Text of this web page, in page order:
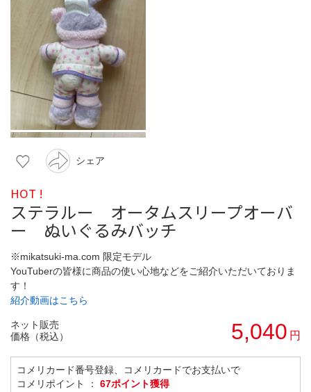
シェア
HOT !
ステラルー オータムスリープオーバ
ー ぬいぐるみバッチ
※mikatsuki-ma.com 限定モデル
YouTuberの皆様に商品の使い心地などをご紹介いただいておりま
す！
紹介動画はこちら
ネット販売
価格（税込）
5,040 円
コメリカード番号登録、コメリカードでお支払いで
コメリポイント ： 67ポイント獲得